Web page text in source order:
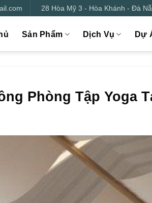
28 Hòa Mỹ 3 - Hòa Khánh - Đà
Sản Phẩm Dịch Vụ Dự
Phòng Tập Yoga